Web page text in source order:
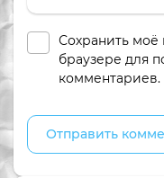
Сохранить моё
браузере для
комментариев.